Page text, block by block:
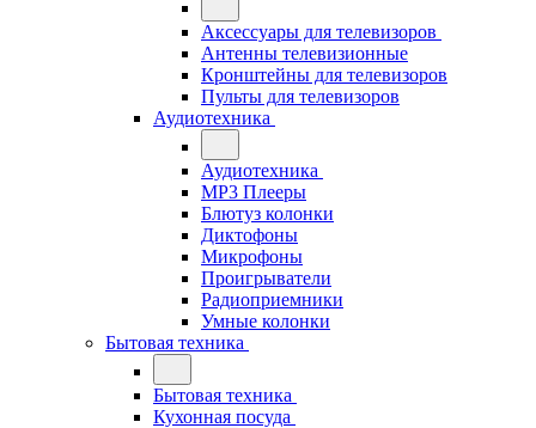
Аксессуары для телевизоров
Антенны телевизионные
Кронштейны для телевизоров
Пульты для телевизоров
Аудиотехника
Аудиотехника
MP3 Плееры
Блютуз колонки
Диктофоны
Микрофоны
Проигрыватели
Радиоприемники
Умные колонки
Бытовая техника
Бытовая техника
Кухонная посуда